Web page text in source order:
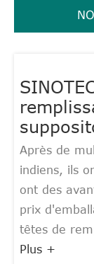
Après de
indiens, ils
ont des
prix
têtes de
Plus +